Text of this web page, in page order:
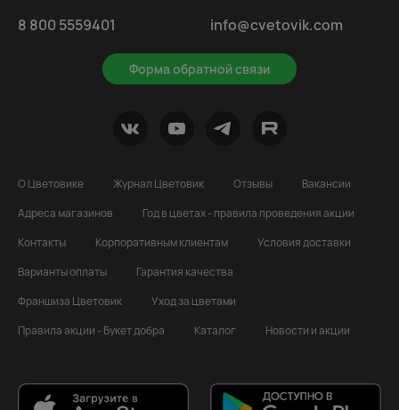
8 800 5559401
Форма обратной связи
info@cvetovik.com
О Цветовике Журнал Цветовик Отзывы
Вакансии
Адреса магазинов
Год в цветах - правила проведения акции
Контакты
Корпоративным клиентам
Условия доставки
Варианты оплаты
Гарантия качества
Франшиза Цветовик
Уход за цветами
Правила акции - Букет добра
Каталог Новости и акции